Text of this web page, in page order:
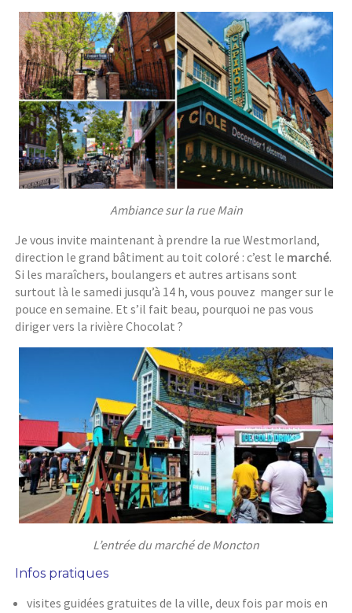
Ambiance sur la rue Main
Je vous invite maintenant à prendre la rue Westmorland,
direction le grand bâtiment au toit coloré : c’est le marché.
Si les maraîchers, boulangers et autres artisans sont
surtout là le samedi jusqu’à 14 h, vous pouvez manger sur le
pouce en semaine. Et s’il fait beau, pourquoi ne pas vous
diriger vers la rivière Chocolat ?
L’entrée du marché de Moncton
Infos pratiques
visites guidées gratuites de la ville, deux fois par mois en